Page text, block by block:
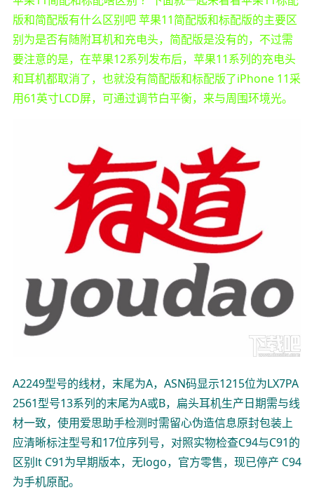
版和简配版有什么区别吧 苹果11简配版和标配版的主要区
别为是否有随附耳机和充电头，简配版是没有的，不过需
要注意的是，在苹果12系列发布后，苹果11系列的充电头
和耳机都取消了，也就没有简配版和标配版了iPhone 11采
用61英寸LCD屏，可通过调节白平衡，来与周围环境光。
A2249型号的线材，末尾为A，ASN码显示1215位为LX7PA
2561型号13系列的末尾为A或B，扁头耳机生产日期需与线
材一致，使用爱思助手检测时需留心伪造信息原封包装上
应清晰标注型号和17位序列号，对照实物检查C94与C91的
区别lt C91为早期版本，无logo，官方零售，现已停产 C94
为手机原配。